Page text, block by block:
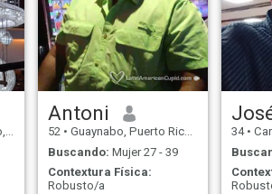
Antoni
52 • Guaynabo, Puerto Rico, Puerto Rico
Buscando: Mujer 27 - 39
Contextura Física:
Robusto/a
34 •